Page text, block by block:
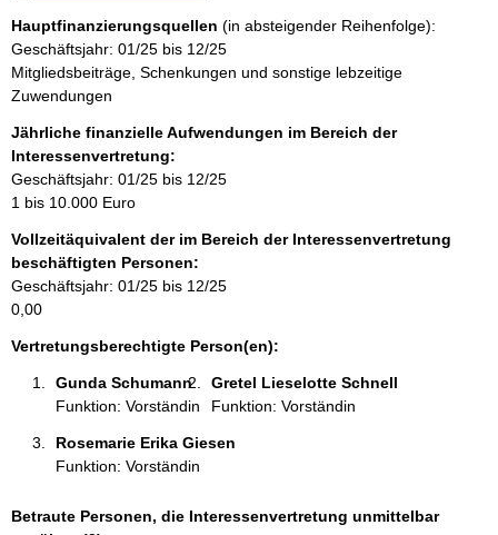
t
i
n
f
o
r
m
a
i
o
n
e
n
Hauptfinanzierungsquellen (in absteigender Reihenfolge):
Geschäftsjahr: 01/25 bis 12/25
Mitgliedsbeiträge, Schenkungen und sonstige lebzeitige
Zuwendungen
Jährliche finanzielle Aufwendungen im Bereich der
Interessenvertretung:
Geschäftsjahr: 01/25 bis 12/25
1 bis 10.000 Euro
Vollzeitäquivalent der im Bereich der Interessenvertretung
beschäftigten Personen:
Geschäftsjahr: 01/25 bis 12/25
0,00
Vertretungsberechtigte Person(en):
Gunda Schumann
Funktion: Vorständin
Gretel Lieselotte Schnell
Funktion: Vorständin
Rosemarie Erika Giesen
Funktion: Vorständin
Betraute Personen, die Interessenvertretung unmittelbar